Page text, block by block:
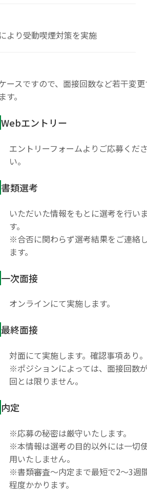
より受動喫煙対策を実施
ースですので、面接回数など若干変
。
Webエントリー
エントリーフォームよりご応募くだ
い。
書類選考
いただいた情報をもとに選考を行い
す。
※合否に関わらず選考結果をご連絡
ます。
一次面接
オンラインにて実施します。
最終面接
対面にて実施します。確認事項あり
※ポジションによっては、面接回数
回とは限りません。
内定
※応募の秘密は厳守いたします。
※本情報は選考の目的以外には一切
用いたしません。
※書類審査～内定まで最短で2～3週
程度かかります。